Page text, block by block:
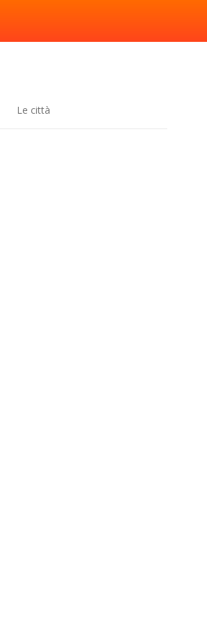
Le città